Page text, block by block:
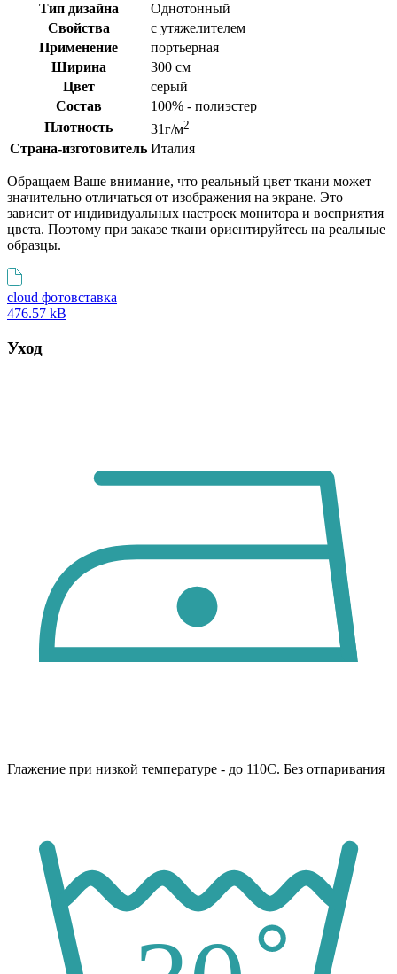
Тип дизайна
Однотонный
Свойства
с утяжелителем
Применение
портьерная
Ширина
300 см
Цвет
серый
Состав
100% - полиэстер
Плотность
31г/м2
Страна-изготовитель Италия
Обращаем Ваше внимание, что реальный цвет ткани может
значительно отличаться от изображения на экране. Это
зависит от индивидуальных настроек монитора и восприятия
цвета. Поэтому при заказе ткани ориентируйтесь на реальные
образцы.
cloud фотовставка
476.57 kB
Уход
Глажение при низкой температуре - до 110С. Без отпаривания